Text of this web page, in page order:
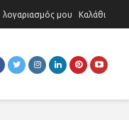
μου Καλάθι